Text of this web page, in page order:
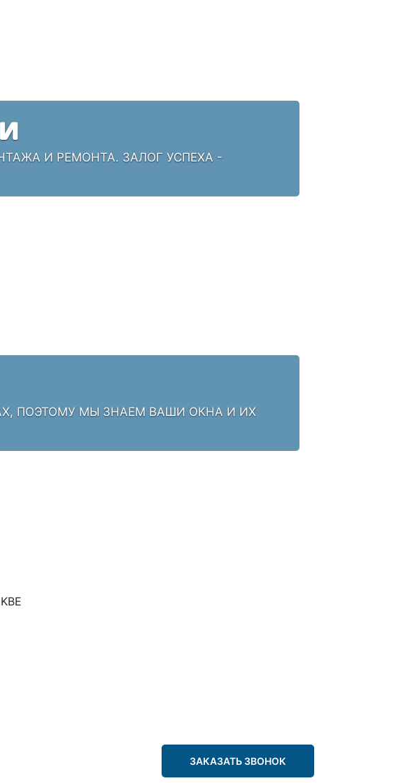
И РЕМОНТА. ЗАЛОГ УСПЕХА -
ПОЭТОМУ МЫ ЗНАЕМ ВАШИ ОКНА И ИХ
ЗАКАЗАТЬ ЗВОНОК